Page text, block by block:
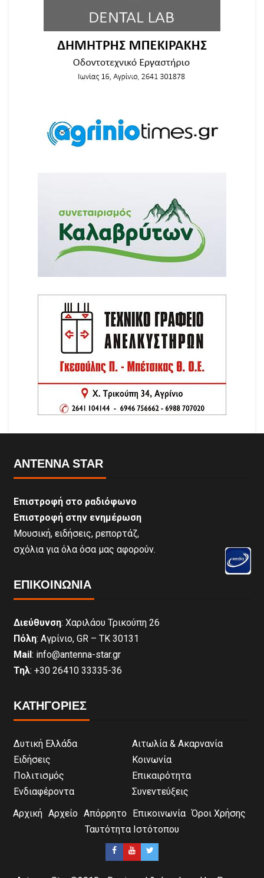
ANTENNA STAR
Επιστροφή στο ραδιόφωνο
Επιστροφή στην ενημέρωση
Μουσική, ειδήσεις, ρεπορτάζ,
σχόλια για όλα όσα μας αφορούν.
ΕΠΙΚΟΙΝΩΝΊΑ
Διεύθυνση: Χαριλάου Τρικούπη 26
Πόλη: Αγρίνιο, GR – ΤΚ 30131
Mail: info@antenna-star.gr
Τηλ: +30 26410 33335-36
ΚΑΤΗΓΟΡΙΕΣ
Δυτική Ελλάδα
Αιτωλία & Ακαρνανία
Ειδήσεις
Κοινωνία
Πολιτισμός
Επικαιρότητα
Ενδιαφέροντα
Συνεντεύξεις
Αρχική Αρχείο Απόρρητο Επικοινωνία Όροι Χρήσης
Ταυτότητα Ιστότοπου